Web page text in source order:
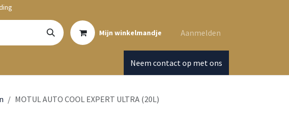
Mijn winkelmandje Aanmelden
Neem contact op met ons
MOTUL AUTO COOL EXPERT ULTRA (20L)